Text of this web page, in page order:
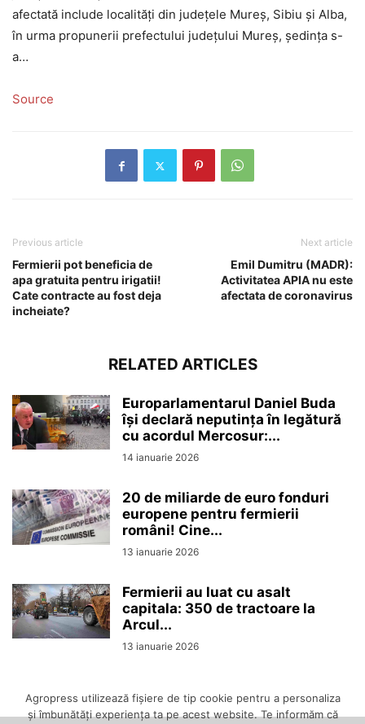
afectată include localități din județele Mureș, Sibiu și Alba,
în urma propunerii prefectului județului Mureș, ședința s-
a…
Source
Previous article
Fermierii pot beneficia de
apa gratuita pentru irigatii!
Cate contracte au fost deja
incheiate?
Next article
Emil Dumitru (MADR):
Activitatea APIA nu este
afectata de coronavirus
RELATED ARTICLES
Europarlamentarul Daniel Buda
își declară neputința în legătură
cu acordul Mercosur:...
14 ianuarie 2026
20 de miliarde de euro fonduri
europene pentru fermierii
români! Cine...
13 ianuarie 2026
Fermierii au luat cu asalt
capitala: 350 de tractoare la
Arcul...
13 ianuarie 2026
Agropress utilizează fişiere de tip cookie pentru a personaliza
și îmbunătăți experiența ta pe acest website. Te informăm că